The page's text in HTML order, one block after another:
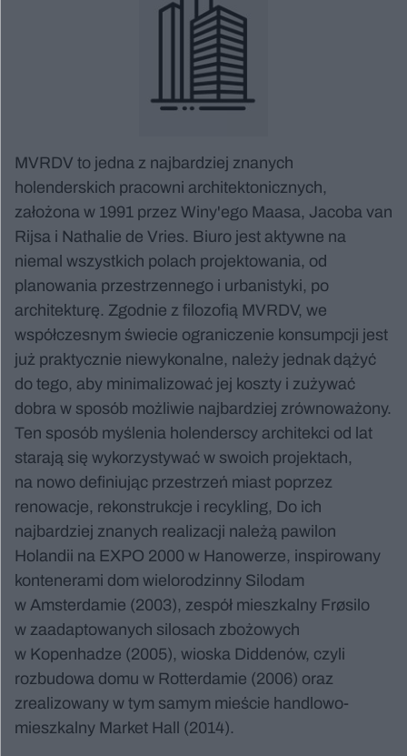
MVRDV to jedna z najbardziej znanych
holenderskich pracowni architektonicznych,
założona w 1991 przez Winy'ego Maasa, Jacoba van
Rijsa i Nathalie de Vries. Biuro jest aktywne na
niemal wszystkich polach projektowania, od
planowania przestrzennego i urbanistyki, po
architekturę. Zgodnie z filozofią MVRDV, we
współczesnym świecie ograniczenie konsumpcji jest
już praktycznie niewykonalne, należy jednak dążyć
do tego, aby minimalizować jej koszty i zużywać
dobra w sposób możliwie najbardziej zrównoważony.
Ten sposób myślenia holenderscy architekci od lat
starają się wykorzystywać w swoich projektach,
na nowo definiując przestrzeń miast poprzez
renowacje, rekonstrukcje i recykling, Do ich
najbardziej znanych realizacji należą pawilon
Holandii na EXPO 2000 w Hanowerze, inspirowany
kontenerami dom wielorodzinny Silodam
w Amsterdamie (2003), zespół mieszkalny Frøsilo
w zaadaptowanych silosach zbożowych
w Kopenhadze (2005), wioska Diddenów, czyli
rozbudowa domu w Rotterdamie (2006) oraz
zrealizowany w tym samym mieście handlowo-
mieszkalny Market Hall (2014).